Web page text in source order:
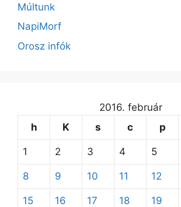
Múltunk
NapiMorf
Orosz infók
2016. február
h
K s c p
1 2 3 4 5
8 9 10 11 12
15 16 17 18 19